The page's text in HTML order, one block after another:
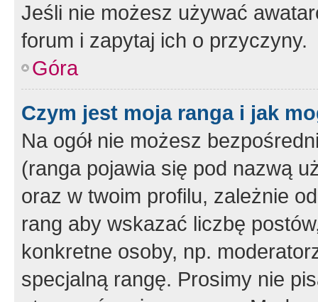
Jeśli nie możesz używać
forum i zapytaj ich o przyczyny.
Góra
Czym jest moja ranga i jak
Na ogół nie możesz
(ranga pojawia się pod nazwą
oraz w twoim profilu, zależnie
rang aby wskazać liczbę
konkretne osoby, np.
specjalną rangę. Prosimy nie